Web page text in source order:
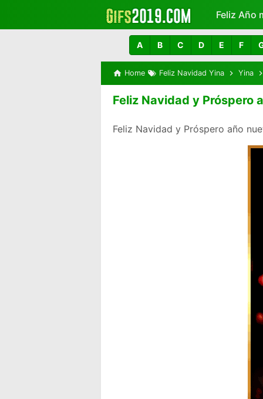
Feliz Año
Más
A B C D E F
Home Feliz Navidad Yina Yina
Feliz Navidad y Próspero
Feliz Navidad y Próspero año